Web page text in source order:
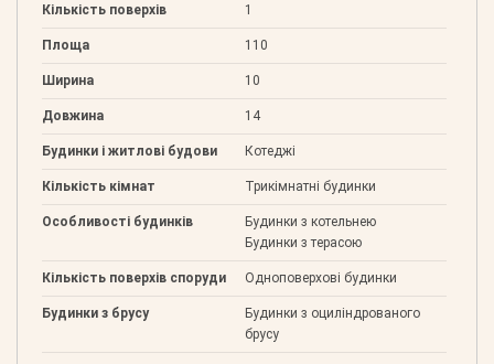
Кількість поверхів 1
Площа 110
Ширина 10
Довжина 14
Будинки і житлові будови Котеджі
Кількість кімнат Трикімнатні будинки
Особливості будинків
Будинки з котельнею
Будинки з терасою
Кількість поверхів споруди Одноповерхові будинки
Будинки з брусу
Будинки з оциліндрованого
брусу